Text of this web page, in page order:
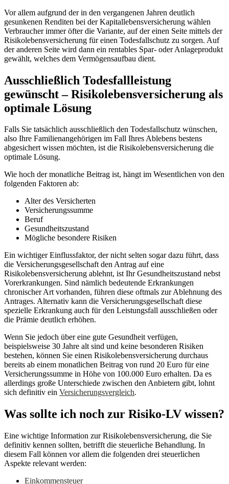
Vor allem aufgrund der in den vergangenen Jahren deutlich
gesunkenen Renditen bei der Kapitallebensversicherung wählen
Verbraucher immer öfter die Variante, auf der einen Seite mittels der
Risikolebensversicherung für einen Todesfallschutz zu sorgen. Auf
der anderen Seite wird dann ein rentables Spar- oder Anlageprodukt
gewählt, welches dem Vermögensaufbau dient.
Ausschließlich Todesfallleistung
gewünscht – Risikolebensversicherung als
optimale Lösung
Falls Sie tatsächlich ausschließlich den Todesfallschutz wünschen,
also Ihre Familienangehörigen im Fall Ihres Ablebens bestens
abgesichert wissen möchten, ist die Risikolebensversicherung die
optimale Lösung.
Wie hoch der monatliche Beitrag ist, hängt im Wesentlichen von den
folgenden Faktoren ab:
Alter des Versicherten
Versicherungssumme
Beruf
Gesundheitszustand
Mögliche besondere Risiken
Ein wichtiger Einflussfaktor, der nicht selten sogar dazu führt, dass
die Versicherungsgesellschaft den Antrag auf eine
Risikolebensversicherung ablehnt, ist Ihr Gesundheitszustand nebst
Vorerkrankungen. Sind nämlich bedeutende Erkrankungen
chronischer Art vorhanden, führen diese oftmals zur Ablehnung des
Antrages. Alternativ kann die Versicherungsgesellschaft diese
spezielle Erkrankung auch für den Leistungsfall ausschließen oder
die Prämie deutlich erhöhen.
Wenn Sie jedoch über eine gute Gesundheit verfügen,
beispielsweise 30 Jahre alt sind und keine besonderen Risiken
bestehen, können Sie einen Risikolebensversicherung durchaus
bereits ab einem monatlichen Beitrag von rund 20 Euro für eine
Versicherungssumme in Höhe von 100.000 Euro erhalten. Da es
allerdings große Unterschiede zwischen den Anbietern gibt, lohnt
sich definitiv ein Versicherungsvergleich.
Was sollte ich noch zur Risiko-LV wissen?
Eine wichtige Information zur Risikolebensversicherung, die Sie
definitiv kennen sollten, betrifft die steuerliche Behandlung. In
diesem Fall können vor allem die folgenden drei steuerlichen
Aspekte relevant werden:
Einkommensteuer